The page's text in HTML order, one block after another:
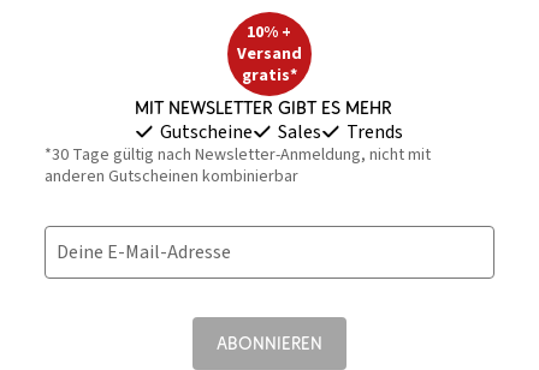
10% +
Versand
gratis*
Mit Newsletter gibt es mehr
Gutscheine Sales Trends
*30 Tage gültig nach Newsletter-Anmeldung, nicht mit
anderen Gutscheinen kombinierbar
Deine E-Mail-Adresse
ABONNIEREN